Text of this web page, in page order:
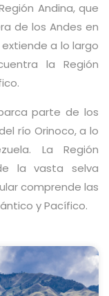
Andina, que
de los Andes en
a lo largo
la Región
parte de los
río Orinoco, a lo
La Región
la vasta selva
comprende las
y Pacífico.